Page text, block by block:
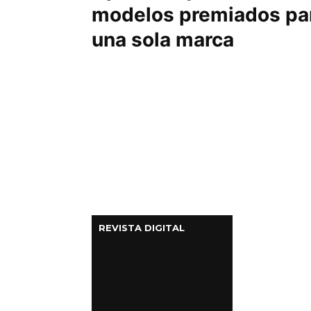
modelos premiados
una sola marca
REVISTA DIGITAL